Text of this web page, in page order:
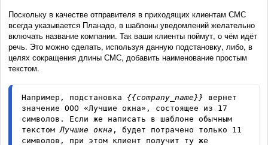
Поскольку в качестве отправителя в приходящих клиентам СМС
всегда указывается Планадо, в шаблоны уведомлений желательно
включать название компании. Так ваши клиенты поймут, о чём идёт
речь. Это можно сделать, используя данную подстановку, либо, в
целях сокращения длины СМС, добавить наименование простым
текстом.
Например, подстановка {{company_name}} вернет
значение ООО «Лучшие окна», состоящее из 17
символов. Если же написать в шаблоне обычным
текстом Лучшие окна , будет потрачено только 11
символов, при этом клиент получит ту же